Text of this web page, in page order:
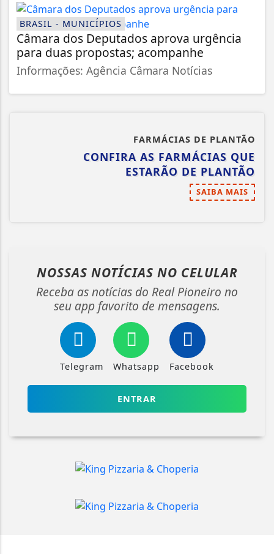
BRASIL - MUNICÍPIOS
Câmara dos Deputados aprova urgência
para duas propostas; acompanhe
Informações: Agência Câmara Notícias
FARMÁCIAS DE PLANTÃO
CONFIRA AS FARMÁCIAS QUE
ESTARÃO DE PLANTÃO
SAIBA MAIS
NOSSAS NOTÍCIAS NO CELULAR
Receba as notícias do Real Pioneiro no
seu app favorito de mensagens.
Telegram Whatsapp Facebook
ENTRAR